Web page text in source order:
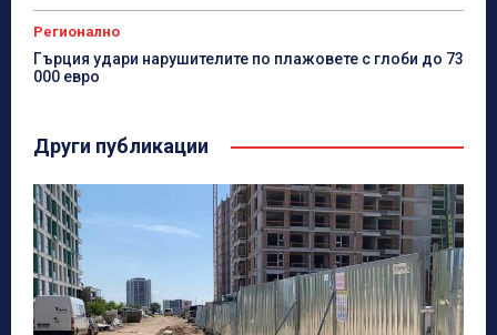
Регионално
Гърция удари нарушителите по плажовете с глоби до 73
000 евро
Други публикации